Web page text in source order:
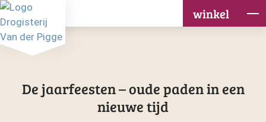
winkel
De jaarfeesten – oude paden in een
nieuwe tijd